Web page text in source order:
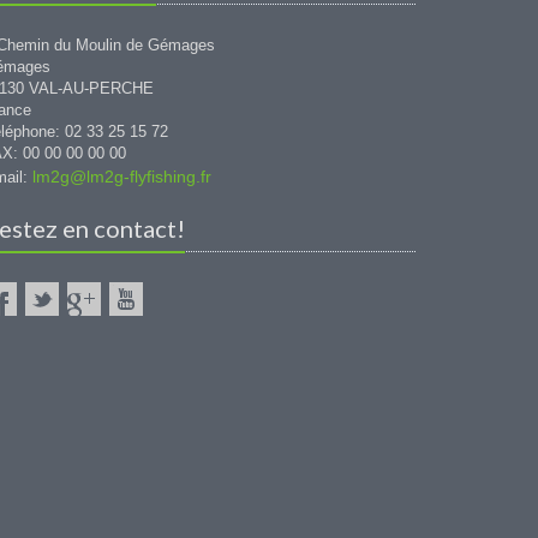
du Moulin de Gémages
VAL-AU-PERCHE
02 33 25 15 72
00 00 00 00 00
lm2g@lm2g-flyfishing.fr
en contact!